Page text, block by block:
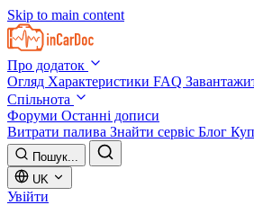
Skip to main content
Про додаток
Огляд Характеристики FAQ
Спільнота
Форуми Останні дописи
Витрати палива Знайти сервіс Блог
Пошук...
UK
Увійти